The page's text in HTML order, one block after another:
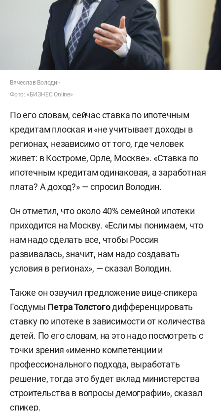
Вячеслав Володин
Фото: «БИЗНЕС Online»
По его словам, сейчас ставка по ипотечным
кредитам плоская и «не учитывает доходы в
регионах, независимо от того, где человек
живет: в Костроме, Орле, Москве». «Ставка по
ипотечным кредитам одинаковая, а заработная
плата? А доход?» — спросил Володин.
Он отметил, что около 40% семейной ипотеки
приходится на Москву. «Если мы понимаем, что
нам надо сделать все, чтобы Россия
развивалась, значит, нам надо создавать
условия в регионах», — сказал Володин.
Также он озвучил предложение вице-спикера
Госдумы Петра Толстогодифференцировать
ставку по ипотеке в зависимости от количества
детей. По его словам, на это надо посмотреть с
точки зрения «именно компетенции и
профессионального подхода, выработать
решение, тогда это будет вклад министерства
строительства в вопросы демографии», сказал
спикер.